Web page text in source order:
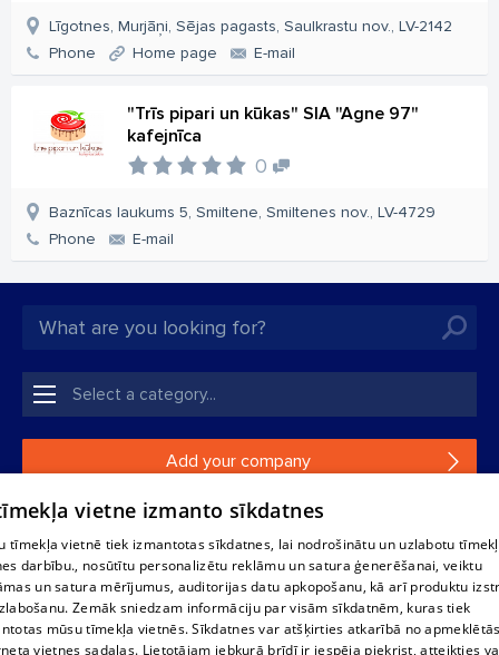
Līgotnes, Murjāņi, Sējas pagasts, Saulkrastu nov., LV-2142
Phone
Home page E-mail
"Trīs pipari un kūkas" SIA "Agne 97"
kafejnīca
0
Baznīcas laukums 5, Smiltene, Smiltenes nov., LV-4729
Phone
E-mail
Add your company
If your company is not in our database, please fill in a
Reproduction, or distribution of 1188 database, its parts or the
information contained in the database, or parts of information in
any form is strictly prohibited. Also automatic download is
vietne izmanto sīkdatnes
tīmekļa vietnē tiek izmantotas sīkdatnes, lai nodrošinātu un uzlabotu
darbību., nosūtītu personalizētu reklāmu un satura ģenerēšanai, veiktu
un satura mērījumus, auditorijas datu apkopošanu, kā arī produktu
Zemāk sniedzam informāciju par visām sīkdatnēm, kuras tiek
mūsu tīmekļa vietnēs. Sīkdatnes var atšķirties atkarībā no
vietnes sadaļas. Lietotājam jebkurā brīdī ir iespēja piekrist, atteikties